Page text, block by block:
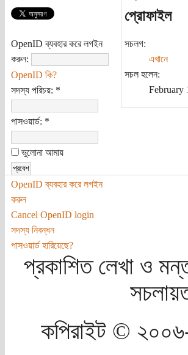
OpenID ব্যবহার করে লগইন
করুন:
OpenID কি?
সদস্য পরিচয়: *
পাসওয়ার্ড: *
ভুলোনা আমায়
OpenID ব্যবহার করে লগইন
করুন
Cancel OpenID login
সদস্য নিবন্ধন
পাসওয়ার্ড হারিয়েছে?
প্রোফাইল
সচলগ:
এখানে
সচল হলেন:
February
প্রকাশিত লেখা ও
কপিরাইট ©